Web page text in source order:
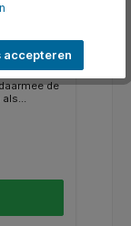
tot
de
als
.
in
accepteren